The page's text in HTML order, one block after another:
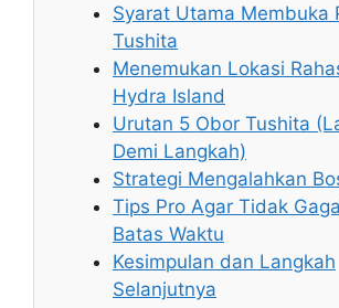
Syarat Utama Membuka
Tushita
Menemukan Lokasi
Hydra Island
Urutan 5 Obor Tushita
Demi Langkah)
Strategi Mengalahkan
Tips Pro Agar Tidak
Batas Waktu
Kesimpulan dan Langkah
Selanjutnya